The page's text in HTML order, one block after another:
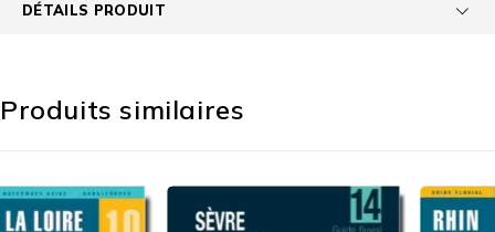
DÉTAILS PRODUIT
Produits similaires